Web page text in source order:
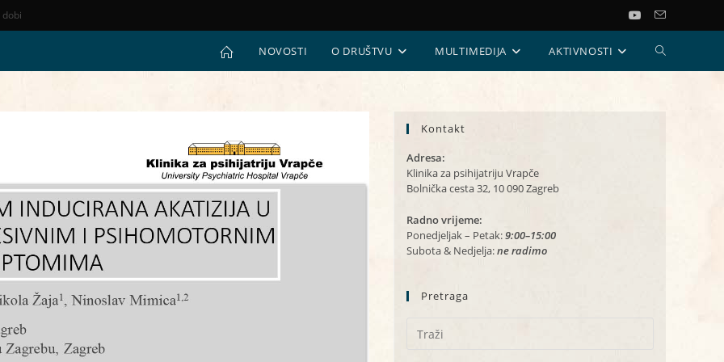
NOVOSTI O DRUŠTVU MULTIMEDIJA AKTIVNOSTI UKLJUČI/
Kontakt
Adresa:
Klinika za psihijatriju Vrapče
Bolnička cesta 32, 10 090 Zagreb
Radno vrijeme:
Ponedjeljak – Petak:9:00–15:00
Subota & Nedjelja:ne radimo
Pretraga